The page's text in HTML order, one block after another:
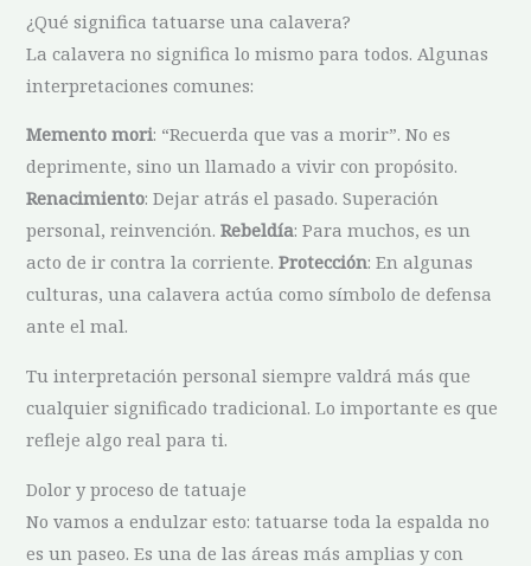
¿Qué significa tatuarse una calavera?
La calavera no significa lo mismo para todos. Algunas
interpretaciones comunes:
Memento mori: “Recuerda que vas a morir”. No es
deprimente, sino un llamado a vivir con propósito.
Renacimiento: Dejar atrás el pasado. Superación
personal, reinvención.Rebeldía: Para muchos, es un
acto de ir contra la corriente.Protección: En algunas
culturas, una calavera actúa como símbolo de defensa
ante el mal.
Tu interpretación personal siempre valdrá más que
cualquier significado tradicional. Lo importante es que
refleje algo real para ti.
Dolor y proceso de tatuaje
No vamos a endulzar esto: tatuarse toda la espalda no
es un paseo. Es una de las áreas más amplias y con